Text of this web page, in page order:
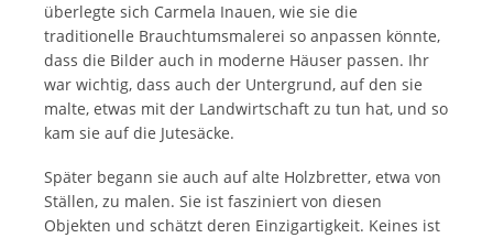
überlegte sich Carmela Inauen, wie sie die
traditionelle Brauchtumsmalerei so anpassen könnte,
dass die Bilder auch in moderne Häuser passen. Ihr
war wichtig, dass auch der Untergrund, auf den sie
malte, etwas mit der Landwirtschaft zu tun hat, und so
kam sie auf die Jutesäcke.
Später begann sie auch auf alte Holzbretter, etwa von
Ställen, zu malen. Sie ist fasziniert von diesen
Objekten und schätzt deren Einzigartigkeit. Keines ist